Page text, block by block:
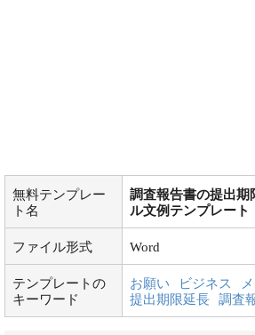
無料テンプレー
ト名
調査報告書の提出期
ル文例テンプレート
ファイル形式 Word
テンプレートの
キーワード
お願い ビジネス
提出期限延長
調査